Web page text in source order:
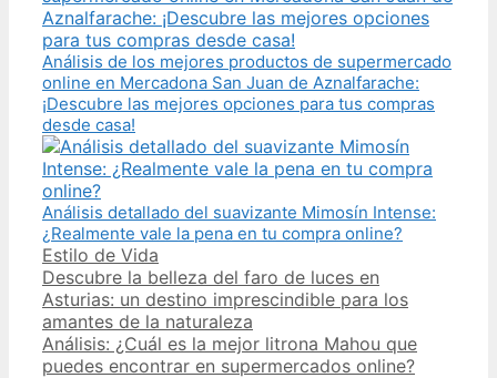
Análisis de los mejores productos de supermercado
online en Mercadona San Juan de Aznalfarache:
¡Descubre las mejores opciones para tus compras
desde casa!
Análisis detallado del suavizante Mimosín Intense:
¿Realmente vale la pena en tu compra online?
Categories
Estilo de Vida
Post
navigation
Descubre la belleza del faro de luces en
Asturias: un destino imprescindible para los
amantes de la naturaleza
Análisis: ¿Cuál es la mejor litrona Mahou que
puedes encontrar en supermercados online?